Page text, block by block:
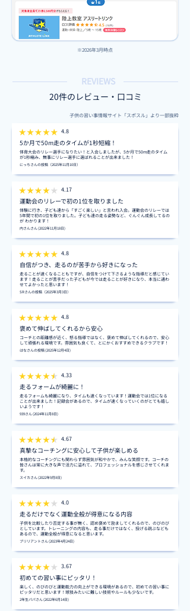
※2026年3月時点
REVIEWS
20件のレビュー・口コミ
子供の習い事情報サイト「スポスル」より一部抜粋
4.8
5か月で50m走のタイムが1秒短縮！
体育大会のリレー選手になりたい！と入会しましたが、5か月で50m走のタイム
が1秒縮み、無事にリレー選手に選ばれることが出来ました！
にっちさんの投稿（2025年11月10日）
4.17
運動会のリレーで初の1位を取りました
体験に行き、子ども達から「すごく楽しい」と言われ入会。運動会のリレーでは
5年間で初の1位を取りました。子ども達の走る姿勢など、ぐんぐん成長してるの
が わかります！
内さんさん (2022年11月18日)
4.8
自信がつき、走るのが苦手から好きになった
走ることが速くなることもですが、自信をつけて下さるような指導だと感じてい
ます！走ることが苦手だった子どもが今では走ることが好きになり、本当に通わ
せてよかったと思います！
SRさんの投稿（2025年3月3日）
4.8
褒めて伸ばしてくれるから安心
コーチとの距離感が近く、怒る指導ではなく、褒めて伸ばしてくれるので、安心
して頑張れる環境です。雰囲気も良くて、とにかくおすすめできるクラブです！
はなさんの投稿 (2025年12月4日)
4.33
走るフォームが綺麗に！
走るフォームも綺麗になり、タイムも速くなっています！運動会では1位になる
ことが出来ました！記録会があるので、タイムが速くなっていくのがとても嬉し
いようです！
939さん (2024年11月8日)
4.67
真摯なコーチングに安心して子供が楽しめる
本格的なコーチングにも関わらず雰囲気が和やかで、みんな笑顔です。コーチの
皆さんは常に大きな声で活力に溢れて、プロフェッショナルを感じさせてくれま
す。
スイカさん (2022年9月8日)
4.0
走るだけでなく運動全般が得意になる内容
子供を比較したり否定する事が無く、認め褒めて励ましてくれるので、のびのび
としています。トレーニングの内容も、走る事だけではなく、投げる跳ぶなども
あるので、運動全般が得意になると思います。
ブリリアントさん (2023年4月24日)
3.67
初めての習い事にピッタリ！
楽しく、のびのびと運動能力の向上ができる環境があるので、初めての習い事に
ピッタリだと思います！球技みたいに難しい技術やルールも少ないです。
2年生パパさん (2022年6月14日)